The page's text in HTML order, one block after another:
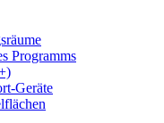
Programms
Geräte